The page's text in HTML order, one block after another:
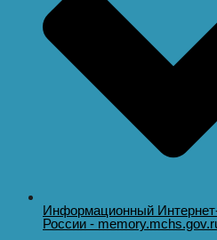
Информационный
России -